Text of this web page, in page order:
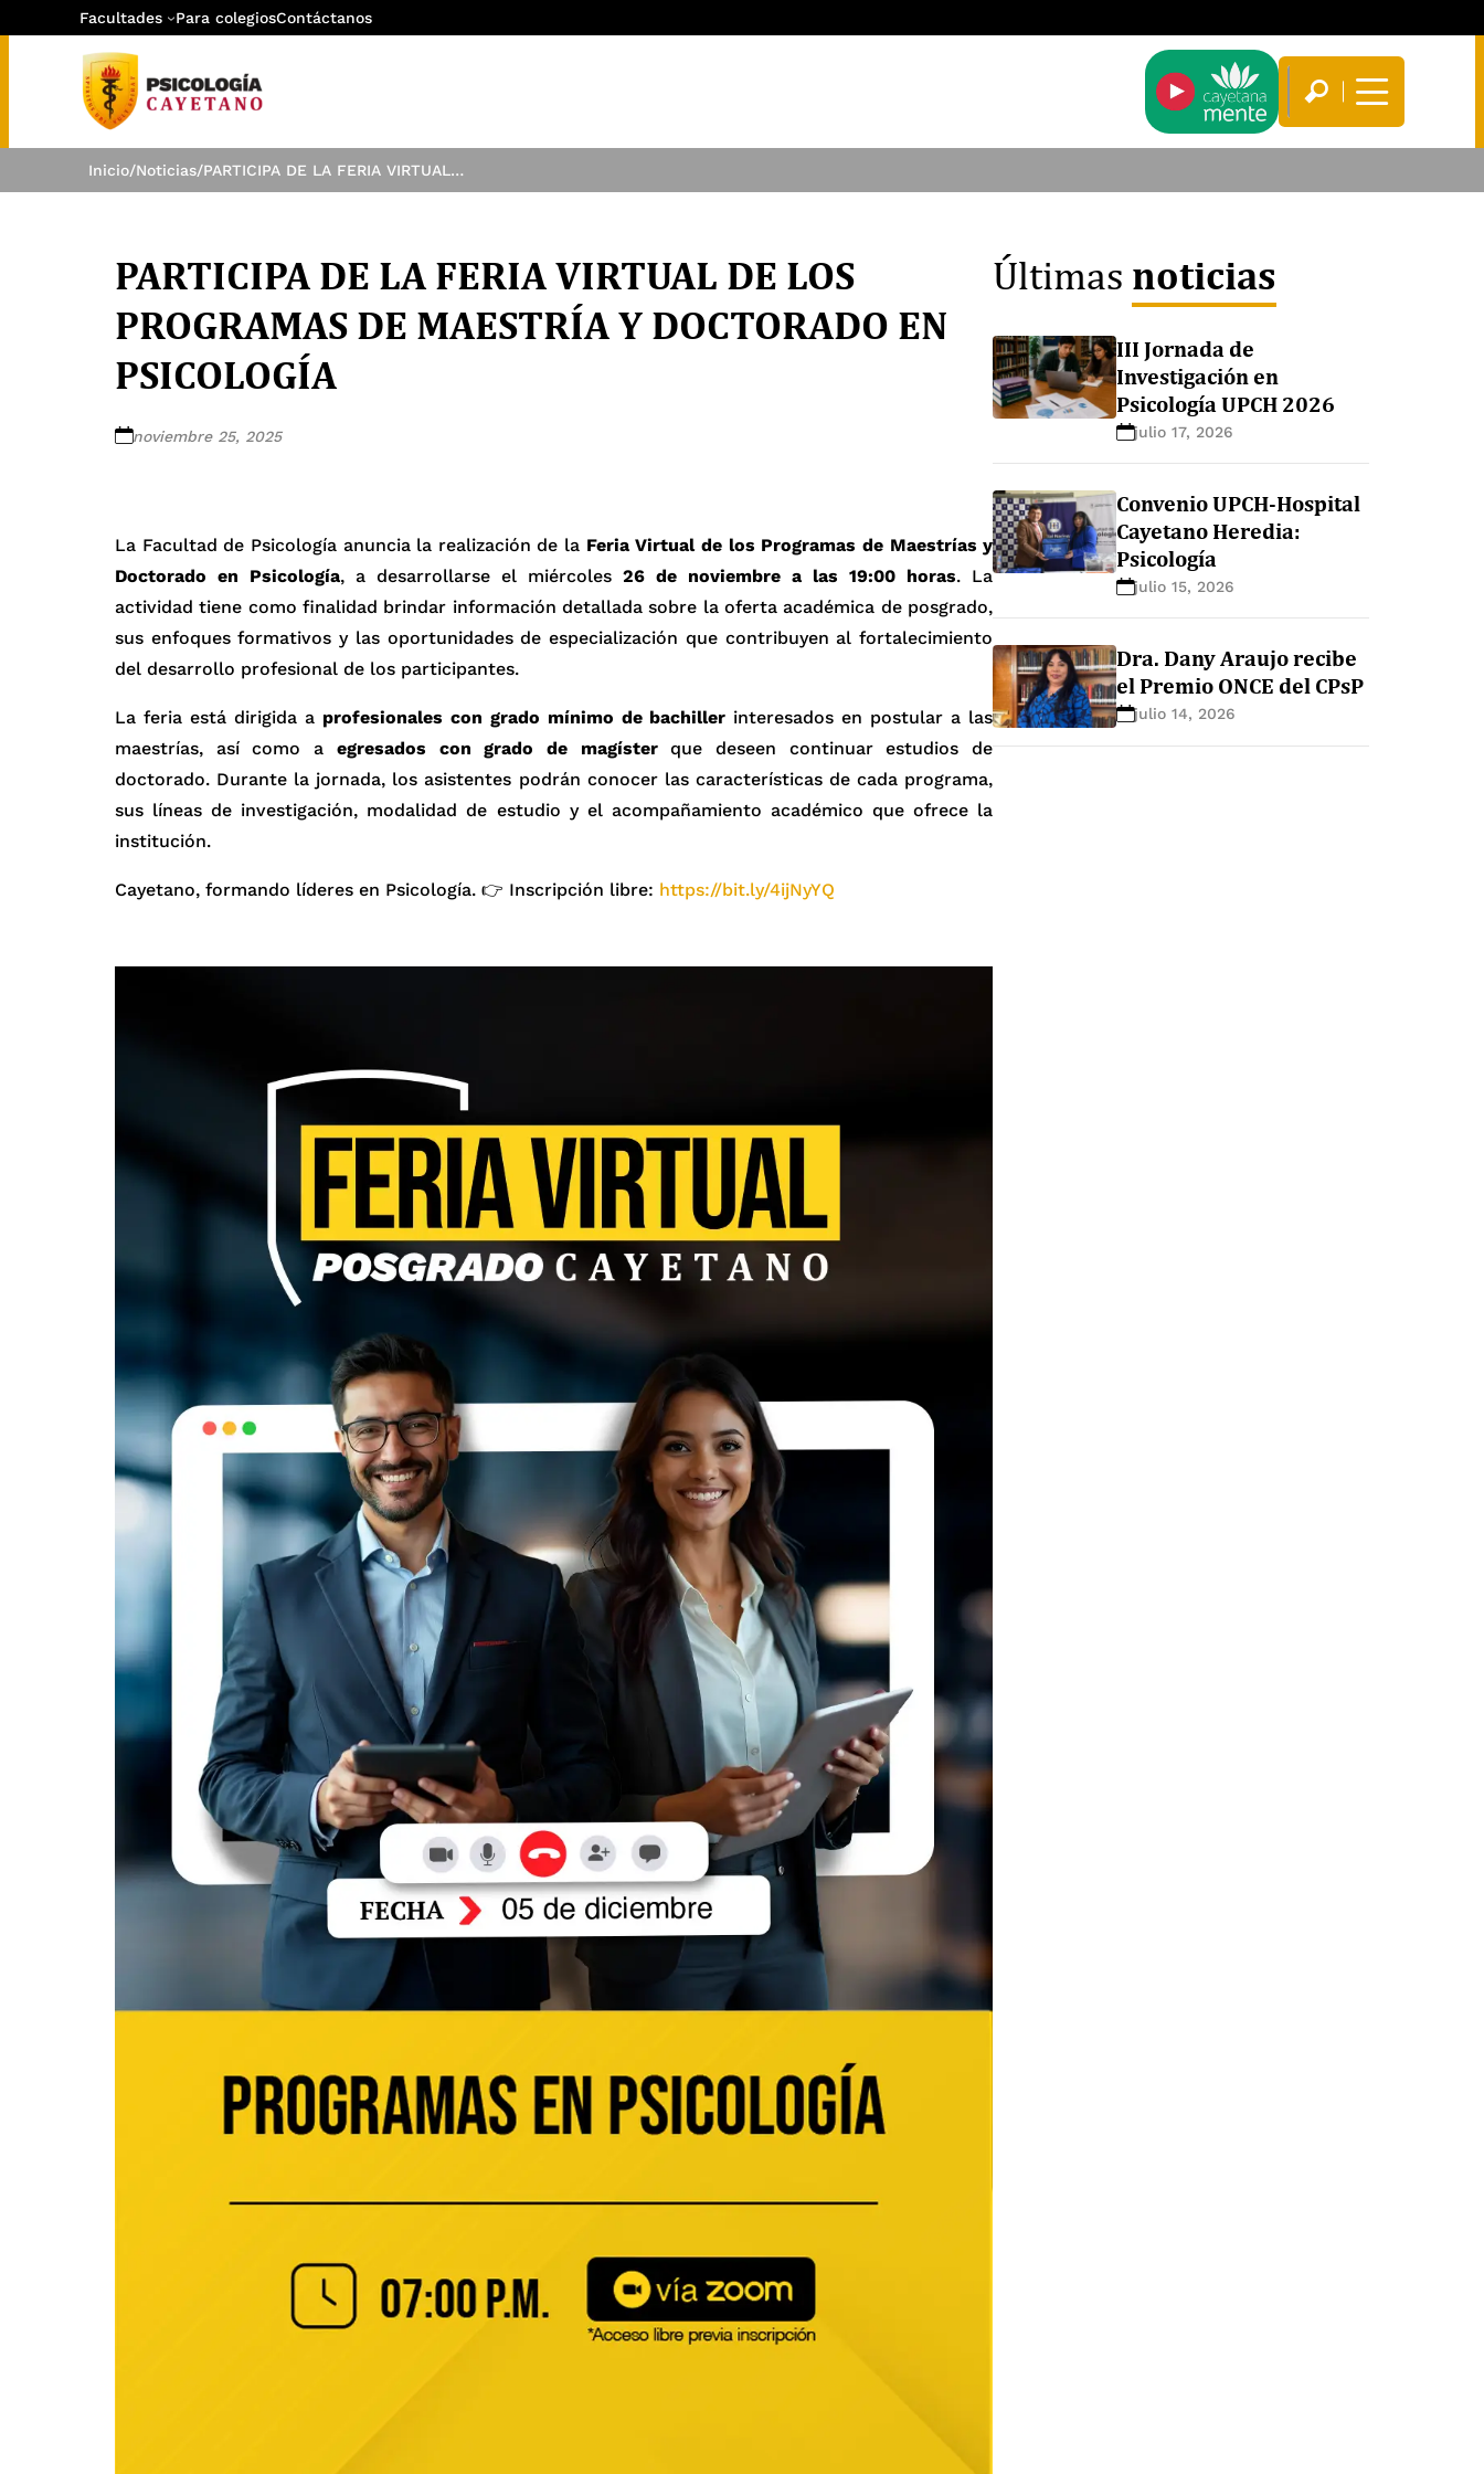
Facultades Para colegiosContáctanos
Inicio/Noticias/ PARTICIPA DE LA FERIA VIRTUAL DE LOS PROGRAMAS DE MAESTRÍA Y DOCTORADO EN PSICOLOGÍA
PARTICIPA DE LA FERIA VIRTUAL DE LOS
PROGRAMAS DE MAESTRÍA Y DOCTORADO EN
PSICOLOGÍA
noviembre 25, 2025
La Facultad de Psicología anuncia la realización de la Feria Virtual de los Programas de Maestrías y
Doctorado en Psicología, a desarrollarse el miércoles26 de noviembre a las 19:00 horas. La
actividad tiene como finalidad brindar información detallada sobre la oferta académica de posgrado,
sus enfoques formativos y las oportunidades de especialización que contribuyen al fortalecimiento
del desarrollo profesional de los participantes.
La feria está dirigida a profesionales con grado mínimo de bachiller interesados en postular a las
maestrías, así como a egresados con grado de magísterque deseen continuar estudios de
doctorado. Durante la jornada, los asistentes podrán conocer las características de cada programa,
sus líneas de investigación, modalidad de estudio y el acompañamiento académico que ofrece la
institución.
Cayetano, formando líderes en Psicología. 👉 Inscripción libre: https://bit.ly/4ijNyYQ
Últimas noticias
III Jornada de
Investigación en
Psicología UPCH 2026
julio 17, 2026
Convenio UPCH-Hospital
Cayetano Heredia:
Psicología
julio 15, 2026
Dra. Dany Araujo recibe
el Premio ONCE del CPsP
julio 14, 2026